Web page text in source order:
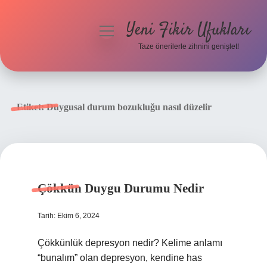
menüyüYeni Fikir Ufukları
Taze önerilerle zihnini genişlet!
Etiket:Duygusal durum bozukluğu nasıl düzelir
Çökkün Duygu Durumu Nedir
Tarih: Ekim 6, 2024
Çökkünlük depresyon nedir? Kelime anlamı
“bunalım” olan depresyon, kendine has